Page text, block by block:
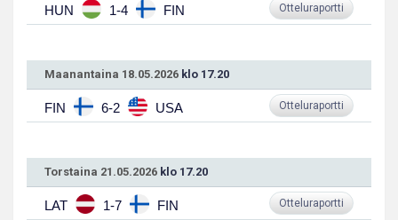
HUN 1-4 FIN Otteluraportti
Maanantaina 18.05.2026 klo 17.20
FIN 6-2 USA Otteluraportti
Torstaina 21.05.2026 klo 17.20
LAT 1-7 FIN Otteluraportti